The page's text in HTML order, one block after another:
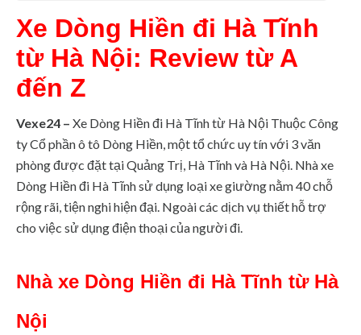
Xe Dòng Hiền đi Hà Tĩnh
từ Hà Nội: Review từ A
đến Z
Vexe24 – Xe Dòng Hiền đi Hà Tĩnh từ Hà Nội Thuộc Công
ty Cổ phần ô tô Dòng Hiền, một tổ chức uy tín với 3 văn
phòng được đặt tại Quảng Trị, Hà Tĩnh và Hà Nội. Nhà xe
Dòng Hiền đi Hà Tĩnh sử dụng loại xe giường nằm 40 chỗ
rộng rãi, tiện nghi hiện đại. Ngoài các dịch vụ thiết hỗ trợ
cho việc sử dụng điện thoại của người đi.
Nhà xe Dòng Hiền đi Hà Tĩnh từ Hà
Nội